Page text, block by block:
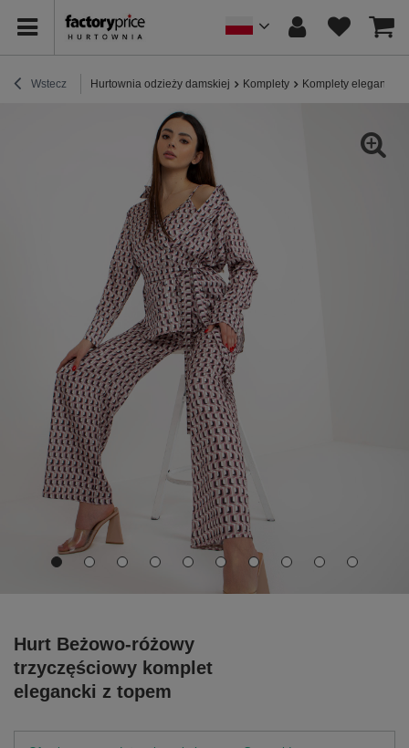
Wstecz Hurtownia odzieży damskiej Komplety Komplety eleganckie
Hurt Beżowo-różowy
trzyczęściowy komplet
elegancki z topem